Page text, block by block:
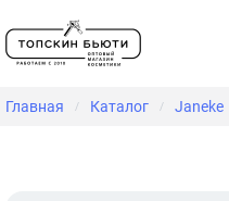
Главная / Каталог / Janeke